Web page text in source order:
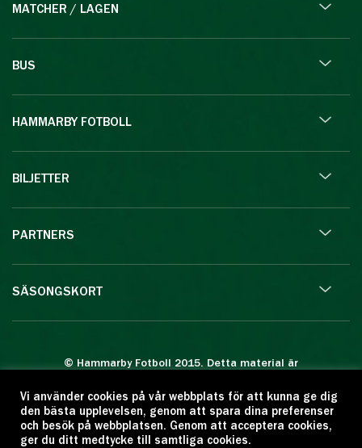
MATCHER / LAGEN
BUS
HAMMARBY FOTBOLL
BILJETTER
PARTNERS
SÄSONGSKORT
© Hammarby Fotboll 2015. Detta material är
Eftertryck eller annan kopiering är förbjuden.
Citera oss gärna men ange källan:
www.hammarbyfotboll.se. Ansvarig utgivare:
Vi använder cookies på vår webbplats för att kunna ge dig
den bästa upplevelsen, genom att spara dina preferenser
och besök på webbplatsen. Genom att acceptera cookies,
ger du ditt medtycke till samtliga cookies.